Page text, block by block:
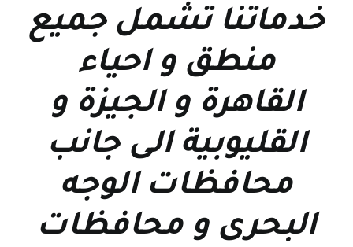
خدماتنا تشمل جميع
منطق و احياء
القاهرة و الجيزة و
القليوبية الى جانب
محافظات الوجه
البحرى و محافظات